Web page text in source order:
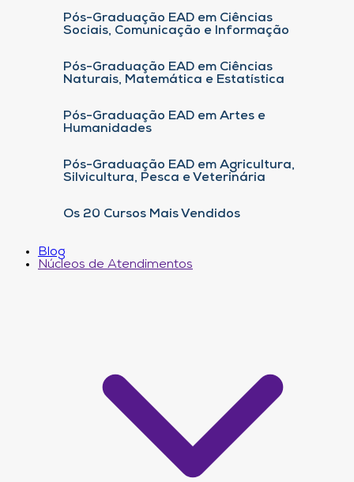
Pós-Graduação EAD em Ciências
Sociais, Comunicação e Informação
Pós-Graduação EAD em Ciências
Naturais, Matemática e Estatística
Pós-Graduação EAD em Artes e
Humanidades
Pós-Graduação EAD em Agricultura,
Silvicultura, Pesca e Veterinária
Os 20 Cursos Mais Vendidos
Blog
Núcleos de Atendimentos